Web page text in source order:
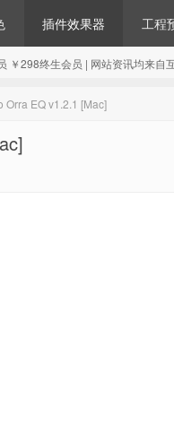
插件效果器 工程
298终生会员 | 网站资讯均来自
Orra EQ v1.2.1 [Mac]